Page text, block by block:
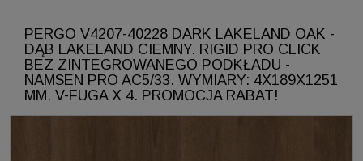
PERGO V4207-40228 DARK LAKELAND OAK -
DĄB LAKELAND CIEMNY. RIGID PRO CLICK
BEZ ZINTEGROWANEGO PODKŁADU -
NAMSEN PRO AC5/33. WYMIARY: 4X189X1251
MM. V-FUGA X 4. PROMOCJA RABAT!